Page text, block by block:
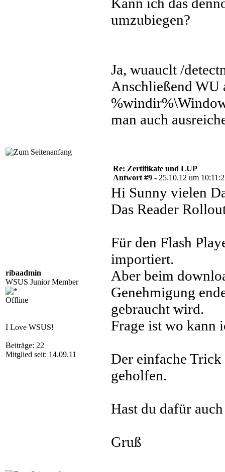
umzubiegen?
Ja, wuauclt /
Anschließend
man auch
ribaadmin
WSUS Junior Member
Offline
I Love WSUS!
Beiträge: 22
Mitglied seit: 14.09.11
Re: Zertifikate und LUP
Antwort #9 - 25.10.12 um
Hi Sunny vielen
Das Reader
Für den Flash
importiert.
Aber beim
Genehmigung
gebraucht wird.
Frage ist wo kann
Der einfache Trick
geholfen.
Hast du dafür
Gruß